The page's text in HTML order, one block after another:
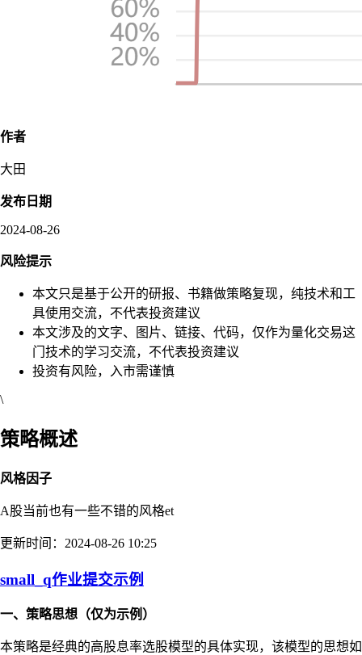
作者
大田
发布日期
2024-08-26
风险提示
本文只是基于公开的研报、书籍做策略复现，纯技术和工
具使用交流，不代表投资建议
本文涉及的文字、图片、链接、代码，仅作为量化交易这
门技术的学习交流，不代表投资建议
投资有风险，入市需谨慎
\
策略概述
风格因子
A股当前也有一些不错的风格et
更新时间：2024-08-26 10:25
small_q作业提交示例
一、策略思想（仅为示例）
本策略是经典的高股息率选股模型的具体实现，该模型的思想如